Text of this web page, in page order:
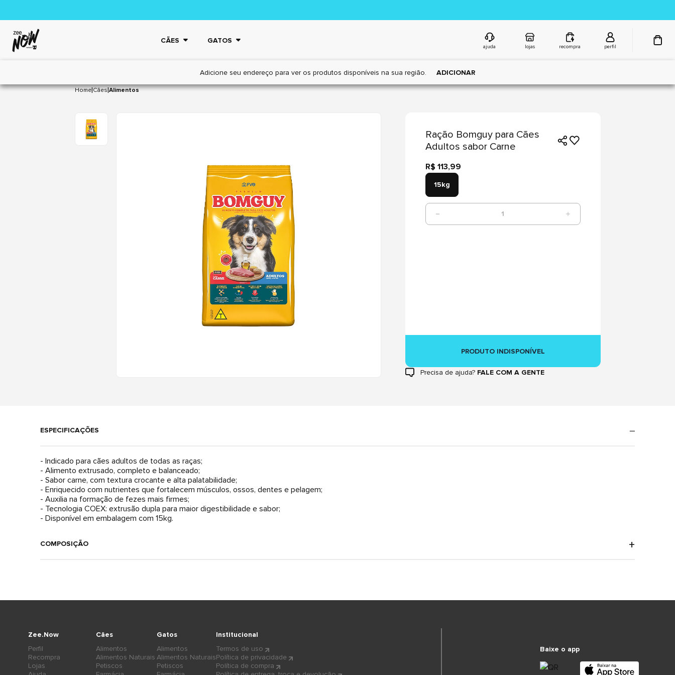
CÃES GATOS
ajuda lojas recompra perfil
Adicione seu endereço para ver os produtos disponíveis na sua região. ADICIONAR
Home|Cães|Alimentos
Ração Bomguy para Cães
Adultos sabor Carne
R$ 113,99
15kg
1
PRODUTO INDISPONÍVEL
Precisa de ajuda? FALE COM A GENTE
ESPECIFICAÇÕES
- Indicado para cães adultos de todas as raças;
- Alimento extrusado, completo e balanceado;
- Sabor carne, com textura crocante e alta palatabilidade;
- Enriquecido com nutrientes que fortalecem músculos, ossos, dentes e pelagem;
- Auxilia na formação de fezes mais firmes;
- Tecnologia COEX: extrusão dupla para maior digestibilidade e sabor;
- Disponível em embalagem com 15kg.
COMPOSIÇÃO
Cães
Alimentos
Alimentos Naturais
Petiscos
Gatos
Alimentos
Alimentos Naturais
Petiscos
Zee.Now
Perfil
Recompra
Lojas
Institucional
Termos de uso
Política de privacidade
Política de compra
Baixe o app